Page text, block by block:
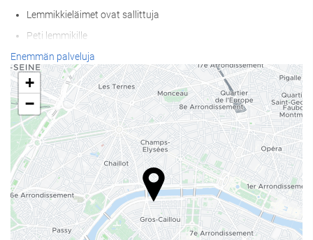
Lemmikkieläimet ovat sallittuja
Peti lemmikille
Ruokakuppi lemmikille
Ilmastoitu
Lämmitys
Hissi
Pääsy liikuntarajoitteisille asiakkaille
Huoneissa tupakointi kielletty
Kaikki tilat savuttomia (julkiset ja yksityiset)
Tupakointialue
Äänieristys huoneissa
Enemmän palveluja
+
−